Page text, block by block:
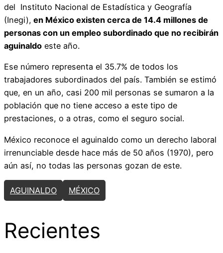
del Instituto Nacional de Estadística y Geografía
(Inegi), en México existen cerca de 14.4 millones de
personas con un empleo subordinado que no recibirán
aguinaldo este año.
Ese número representa el 35.7% de todos los
trabajadores subordinados del país. También se estimó
que, en un año, casi 200 mil personas se sumaron a la
población que no tiene acceso a este tipo de
prestaciones, o a otras, como el seguro social.
México reconoce el aguinaldo como un derecho laboral
irrenunciable desde hace más de 50 años (1970), pero
aún así, no todas las personas gozan de este.
AGUINALDO MÉXICO
Recientes